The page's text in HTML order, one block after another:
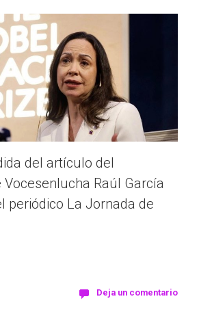
del artículo del
Raúl García
periódico La Jornada de
Deja un comentario